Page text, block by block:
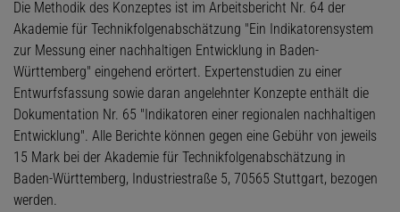
Die Methodik des Konzeptes ist im Arbeitsbericht Nr. 64 der
Akademie für Technikfolgenabschätzung "Ein Indikatorensystem
zur Messung einer nachhaltigen Entwicklung in Baden-
Württemberg" eingehend erörtert. Expertenstudien zu einer
Entwurfsfassung sowie daran angelehnter Konzepte enthält die
Dokumentation Nr. 65 "Indikatoren einer regionalen nachhaltigen
Entwicklung". Alle Berichte können gegen eine Gebühr von jeweils
15 Mark bei der Akademie für Technikfolgenabschätzung in
Baden-Württemberg, Industriestraße 5, 70565 Stuttgart, bezogen
werden.